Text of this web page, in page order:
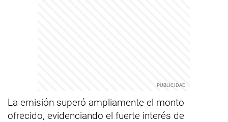
La emisión superó ampliamente el monto
ofrecido, evidenciando el fuerte interés de